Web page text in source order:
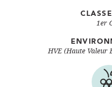
1er
HVE (Haute Valeur